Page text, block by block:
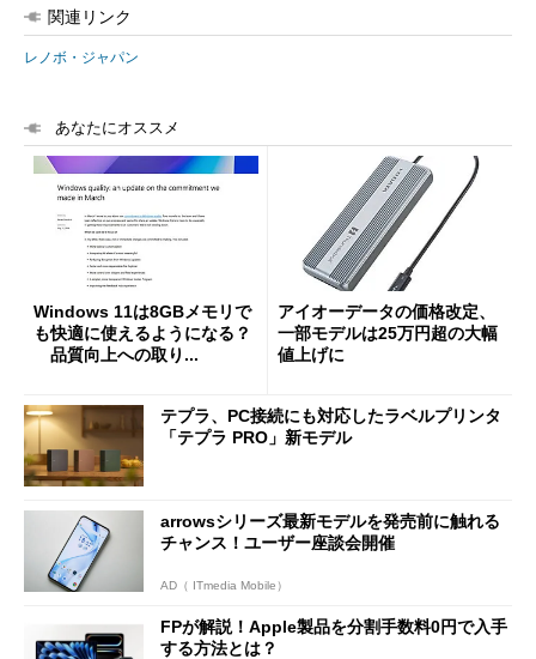
関連リンク
レノボ・ジャパン
あなたにオススメ
Windows 11は8GBメモリで
も快適に使えるようになる？
品質向上への取り...
アイオーデータの価格改定、
一部モデルは25万円超の大幅
値上げに
テプラ、PC接続にも対応したラベルプリンタ
「テプラ PRO」新モデル
arrowsシリーズ最新モデルを発売前に触れる
チャンス！ユーザー座談会開催
AD（ ITmedia Mobile）
FPが解説！Apple製品を分割手数料0円で入手
する方法とは？